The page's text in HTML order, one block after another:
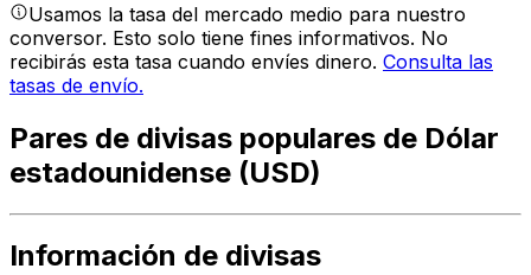
Usamos la tasa del mercado medio para nuestro
conversor. Esto solo tiene fines informativos. No
recibirás esta tasa cuando envíes dinero. Consulta las
tasas de envío.
Pares de divisas populares de Dólar
estadounidense (USD)
Información de divisas